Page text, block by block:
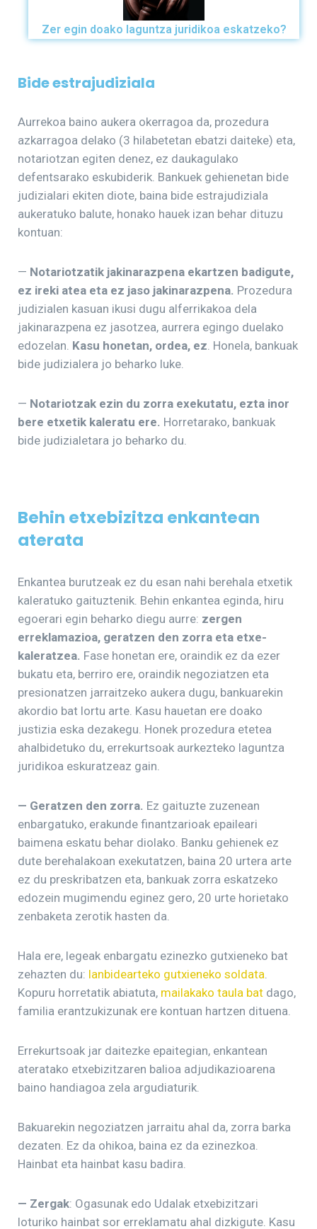
Zer egin doako laguntza juridikoa eskatzeko?
Bide estrajudiziala
Aurrekoa baino aukera okerragoa da, prozedura
azkarragoa delako (3 hilabetetan ebatzi daiteke) eta,
notariotzan egiten denez, ez daukagulako
defentsarako eskubiderik. Bankuek gehienetan bide
judizialari ekiten diote, baina bide estrajudiziala
aukeratuko balute, honako hauek izan behar dituzu
kontuan:
— Notariotzatik jakinarazpena ekartzen badigute,
ez ireki atea eta ez jaso jakinarazpena. Prozedura
judizialen kasuan ikusi dugu alferrikakoa dela
jakinarazpena ez jasotzea, aurrera egingo duelako
edozelan. Kasu honetan, ordea, ez. Honela, bankuak
bide judizialera jo beharko luke.
— Notariotzak ezin du zorra exekutatu, ezta inor
bere etxetik kaleratu ere. Horretarako, bankuak
bide judizialetara jo beharko du.
Behin etxebizitza enkantean
aterata
Enkantea burutzeak ez du esan nahi berehala etxetik
kaleratuko gaituztenik. Behin enkantea eginda, hiru
egoerari egin beharko diegu aurre: zergen
erreklamazioa, geratzen den zorra eta etxe-
kaleratzea. Fase honetan ere, oraindik ez da ezer
bukatu eta, berriro ere, oraindik negoziatzen eta
presionatzen jarraitzeko aukera dugu, bankuarekin
akordio bat lortu arte. Kasu hauetan ere doako
justizia eska dezakegu. Honek prozedura etetea
ahalbidetuko du, errekurtsoak aurkezteko laguntza
juridikoa eskuratzeaz gain.
— Geratzen den zorra. Ez gaituzte zuzenean
enbargatuko, erakunde finantzarioak epaileari
baimena eskatu behar diolako. Banku gehienek ez
dute berehalakoan exekutatzen, baina 20 urtera arte
ez du preskribatzen eta, bankuak zorra eskatzeko
edozein mugimendu eginez gero, 20 urte horietako
zenbaketa zerotik hasten da.
Hala ere, legeak enbargatu ezinezko gutxieneko bat
zehazten du: lanbidearteko gutxieneko soldata.
Kopuru horretatik abiatuta, mailakako taula bat dago,
familia erantzukizunak ere kontuan hartzen dituena.
Errekurtsoak jar daitezke epaitegian, enkantean
ateratako etxebizitzaren balioa adjudikazioarena
baino handiagoa zela argudiaturik.
Bakuarekin negoziatzen jarraitu ahal da, zorra barka
dezaten. Ez da ohikoa, baina ez da ezinezkoa.
Hainbat eta hainbat kasu badira.
— Zergak: Ogasunak edo Udalak etxebizitzari
loturiko hainbat sor erreklamatu ahal dizkigute. Kasu